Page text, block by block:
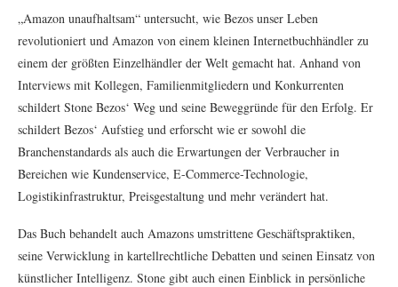
„Amazon unaufhaltsam“ untersucht, wie Bezos unser Leben
revolutioniert und Amazon von einem kleinen Internetbuchhändler zu
einem der größten Einzelhändler der Welt gemacht hat. Anhand von
Interviews mit Kollegen, Familienmitgliedern und Konkurrenten
schildert Stone Bezos‘ Weg und seine Beweggründe für den Erfolg. Er
schildert Bezos‘ Aufstieg und erforscht wie er sowohl die
Branchenstandards als auch die Erwartungen der Verbraucher in
Bereichen wie Kundenservice, E-Commerce-Technologie,
Logistikinfrastruktur, Preisgestaltung und mehr verändert hat.
Das Buch behandelt auch Amazons umstrittene Geschäftspraktiken,
seine Verwicklung in kartellrechtliche Debatten und seinen Einsatz von
künstlicher Intelligenz. Stone gibt auch einen Einblick in persönliche